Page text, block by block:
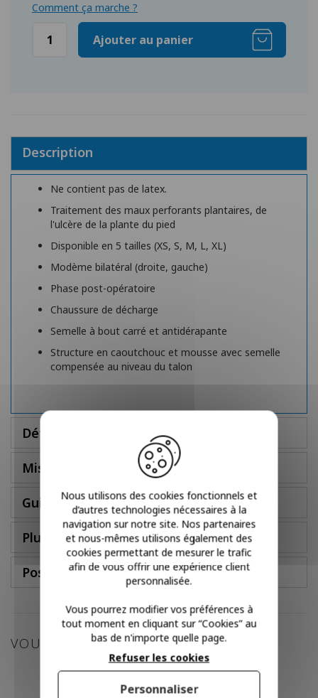
Comment ça marche ?
Ajouter au panier
Description
Ne contient pas de latex.
Traitement des maux perforants plantaires, de
l'ulcère de la plante du pied
Disponible en 5 tailles (XS, S, M, L, XL)
Modème bilatéral (droite, gauche)
Phase post-opératoire
Chaussure de décharge
Semelle à bout carré et antidérapante
Structure en caoutchouc et mousse avec semelle
compensée au niveau du talon
Détails
Mise en place
Guide des tailles
Plus d'infos
Poser une question
VOUS POURRIEZ AIMER
Nous utilisons des cookies fonctionnels et
d’autres technologies nécessaires à la
navigation sur notre site. Nos partenaires
et nous-mêmes utilisons également des
cookies permettant de mesurer le trafic
afin de vous offrir une expérience client
personnalisée.
Vous pourrez modifier vos préférences à
tout moment en cliquant sur “Cookies” au
bas de n'importe quelle page.
Refuser les cookies
Personnaliser